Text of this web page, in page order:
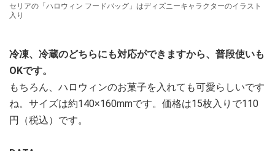
セリアの「ハロウィン フードバッグ」はディズニーキャラクターのイラスト
入り
冷凍、冷蔵のどちらにも対応ができますから、普段使いも
OKです。
もちろん、ハロウィンのお菓子を入れても可愛らしいです
ね。サイズは約140×160mmです。価格は15枚入りで110
円（税込）です。